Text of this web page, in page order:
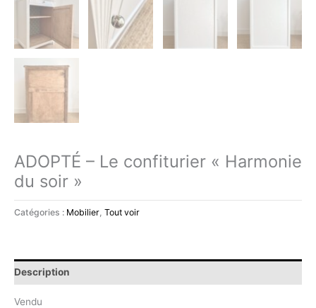
ADOPTÉ – Le confiturier « Harmonie
du soir »
Catégories : Mobilier, Tout voir
Description
Vendu